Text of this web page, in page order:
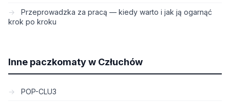
Przeprowadzka za pracą — kiedy warto i jak ją ogarnąć
krok po kroku
Inne paczkomaty w Człuchów
POP-CLU3